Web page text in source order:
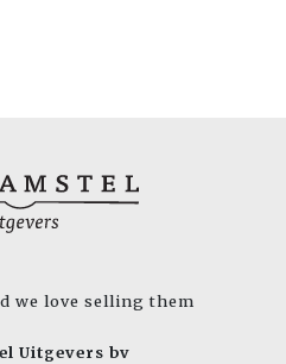
we love selling them
Uitgevers bv